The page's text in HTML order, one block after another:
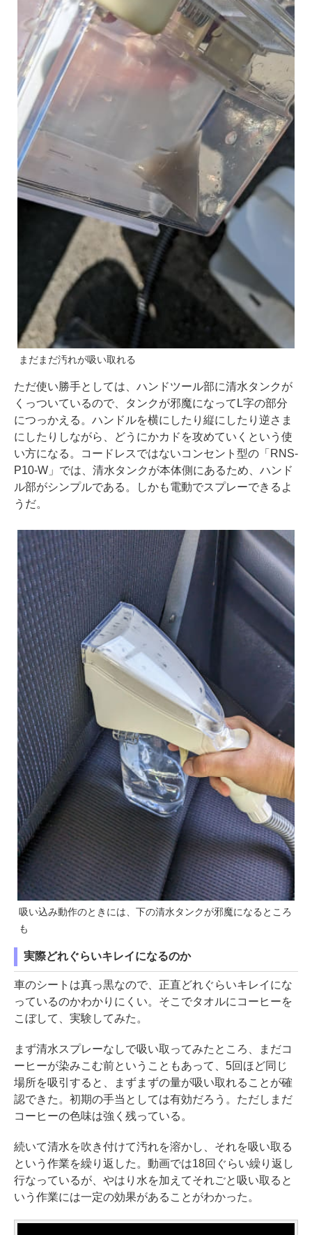
まだまだ汚れが吸い取れる
ただ使い勝手としては、ハンドツール部に清水タンクが
くっついているので、タンクが邪魔になってL字の部分
につっかえる。ハンドルを横にしたり縦にしたり逆さま
にしたりしながら、どうにかカドを攻めていくという使
い方になる。コードレスではないコンセント型の「RNS-
P10-W」では、清水タンクが本体側にあるため、ハンド
ル部がシンプルである。しかも電動でスプレーできるよ
うだ。
吸い込み動作のときには、下の清水タンクが邪魔になるところ
も
実際どれぐらいキレイになるのか
車のシートは真っ黒なので、正直どれぐらいキレイにな
っているのかわかりにくい。そこでタオルにコーヒーを
こぼして、実験してみた。
まず清水スプレーなしで吸い取ってみたところ、まだコ
ーヒーが染みこむ前ということもあって、5回ほど同じ
場所を吸引すると、まずまずの量が吸い取れることが確
認できた。初期の手当としては有効だろう。ただしまだ
コーヒーの色味は強く残っている。
続いて清水を吹き付けて汚れを溶かし、それを吸い取る
という作業を繰り返した。動画では18回ぐらい繰り返し
行なっているが、やはり水を加えてそれごと吸い取ると
いう作業には一定の効果があることがわかった。